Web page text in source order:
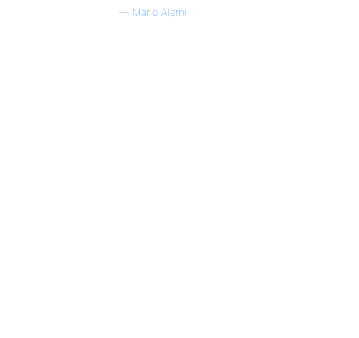
— Mario Alemi